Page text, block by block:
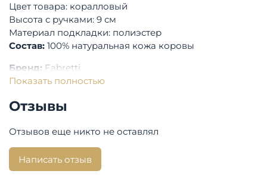
Цвет товара: коралловый
Высота с ручками: 9 см
Материал подкладки: полиэстер
Состав: 100% натуральная кожа коровы
Бренд: Fabretti
Показать полностью
Отзывы
Отзывов еще никто не оставлял
Написать отзыв